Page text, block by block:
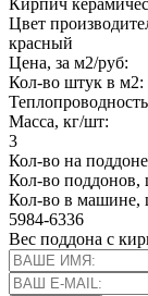
Кирпич
Цвет
красный
Цена, за м2/руб:
Кол-во штук в м2:
Масса, кг/шт:
3
Кол-во на
Кол-во поддонов,
Кол-во в машине,
5984-6336
Вес поддона с